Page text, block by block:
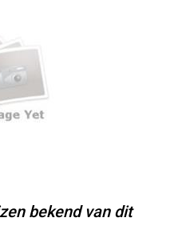
bekend van dit